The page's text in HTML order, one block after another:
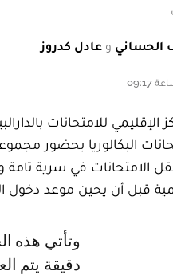
الحساني و عادل كدروز
البكالوريا بحضور
الامتحانات في سرية
قبل أن يحين موعد دخول
وتأتي هذه الخطوة من لدن وزارة التربية الوطنية والتعليم الأولي والرياضة كآلية
دقيقة يتم